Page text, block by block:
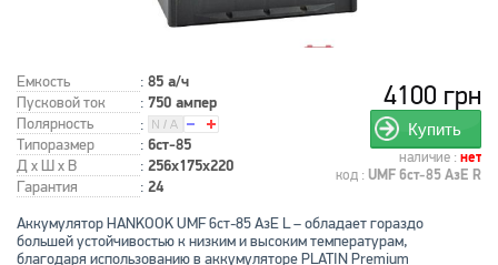
Емкость : 85 а/ч
Пусковой ток : 750 ампер
Полярность
:
Типоразмер
: 6ст-85
Д x Ш x В : 256x175x220
Гарантия : 24
4100 грн
Купить
наличие : нет
код : UMF 6ст-85 АзЕ R
Аккумулятор HANKOOK UMF 6ст-85 АзЕ L – обладает гораздо
большей устойчивостью к низким и высоким температурам,
благодаря использованию в аккумуляторе PLATIN Premium